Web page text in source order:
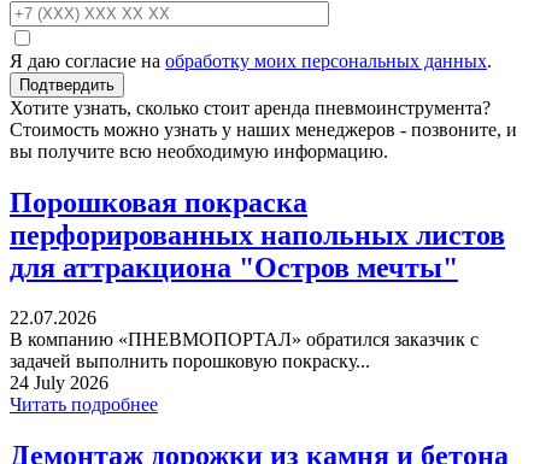
Я даю согласие на обработку моих персональных данных.
Хотите узнать, сколько стоит аренда пневмоинструмента?
Стоимость можно узнать у наших менеджеров - позвоните, и
вы получите всю необходимую информацию.
Порошковая покраска
перфорированных напольных листов
для аттракциона "Остров мечты"
22.07.2026
В компанию «ПНЕВМОПОРТАЛ» обратился заказчик с
задачей выполнить порошковую покраску...
24 July 2026
Читать подробнее
Демонтаж дорожки из камня и бетона